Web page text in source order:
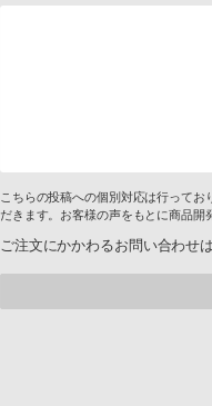
こちらの投稿への個別対応は行って
だきます。お客様の声をもとに商品開
ご注文にかかわるお問い合わせは